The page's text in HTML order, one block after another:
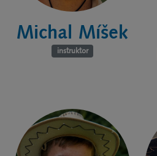
Michal Míšek
instruktor